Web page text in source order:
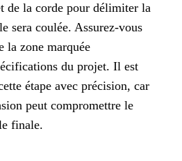
de la corde pour délimiter la
sera coulée. Assurez-vous
la zone marquée
du projet. Il est
étape avec précision, car
peut compromettre le
finale.